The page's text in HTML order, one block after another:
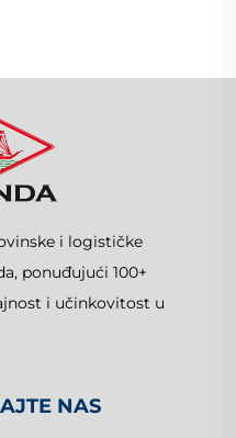
i logističke
ponuđujući 100+
i učinkovitost u
NAS